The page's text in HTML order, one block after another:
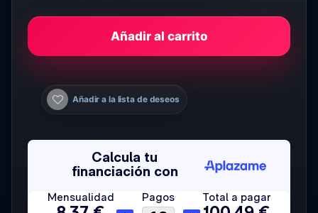
Añadir al carrito
Añadir a la lista de deseos